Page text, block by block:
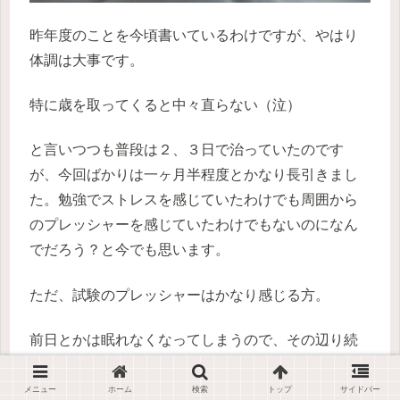
昨年度のことを今頃書いているわけですが、やはり
体調は大事です。
特に歳を取ってくると中々直らない（泣）
と言いつつも普段は２、３日で治っていたのです
が、今回ばかりは一ヶ月半程度とかなり長引きまし
た。勉強でストレスを感じていたわけでも周囲から
のプレッシャーを感じていたわけでもないのになん
でだろう？と今でも思います。
ただ、試験のプレッシャーはかなり感じる方。
前日とかは眠れなくなってしまうので、その辺り続
く二次試験で対策をしています。
メニュー ホーム 検索 トップ サイドバー